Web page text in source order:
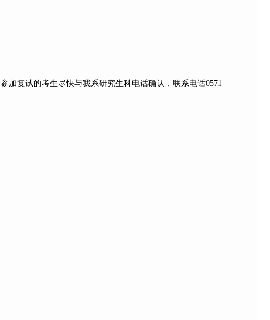
加复试的考生尽快与我系研究生科电话确认，联系电话0571-